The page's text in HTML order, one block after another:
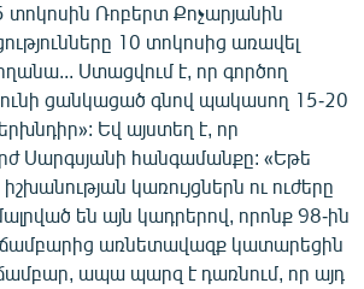
տոկոսին Ռոբերտ Քոչարյանին
10 տոկոսից առավել
Ստացվում է, որ գործող
ցանկացած գնով պակասող 15-20
Եվ այստեղ է, որ
Սարգսյանի հանգամանքը: «Եթե
կառույցներն ու ուժերը
են այն կադրերով, որոնք 98-ին
առնետավազք կատարեցին
ապա պարզ է դառնում, որ այդ